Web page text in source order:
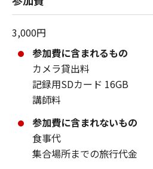
3,000円
参加費に含まれるもの
カメラ貸出料
記録用SDカード 16GB
講師料
参加費に含まれないもの
食事代
集合場所までの旅行代金